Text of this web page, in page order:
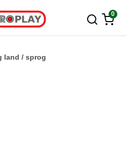
0
land / sprog